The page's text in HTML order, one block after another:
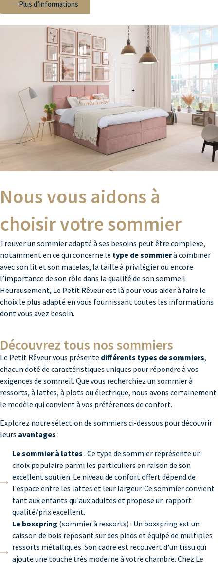
Plus d’informations
Nous vous aidons à
choisir votre sommier
Trouver un sommier adapté à ses besoins peut être complexe,
notamment en ce qui concerne le type de sommierà combiner
avec son lit et son matelas, la taille à privilégier ou encore
l’importance de son rôle dans la qualité de son sommeil.
Heureusement, Le Petit Rêveur est là pour vous aider à faire le
choix le plus adapté en vous fournissant toutes les informations
dont vous avez besoin.
Découvrez tous nos sommiers
Le Petit Rêveur vous présente différents types de sommiers,
chacun doté de caractéristiques uniques pour répondre à vos
exigences de sommeil. Que vous recherchiez un sommier à
ressorts, à lattes, à plots ou électrique, nous avons certainement
le modèle qui convient à vos préférences de confort.
Explorez notre sélection de sommiers ci-dessous pour découvrir
leurs avantages :
Le sommier à lattes : Ce type de sommier représente un
choix populaire parmi les particuliers en raison de son
excellent soutien. Le niveau de confort offert dépend de
l'espace entre les lattes et leur largeur. Ce sommier convient
tant aux enfants qu'aux adultes et propose un rapport
qualité/prix excellent.
Le boxspring (sommier à ressorts) : Un boxspring est un
caisson de bois reposant sur des pieds et équipé de multiples
ressorts métalliques. Son cadre est recouvert d'un tissu qui
ajoute une touche très moderne à votre chambre. Chez Le